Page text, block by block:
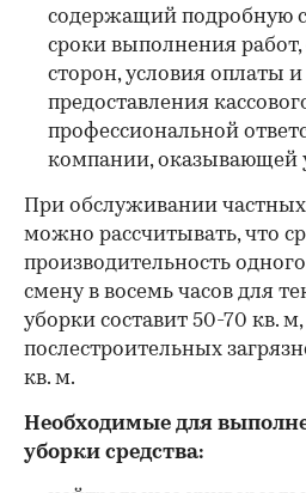
содержащий подробную
сроки выполнения работ,
сторон, условия оплаты
предоставления
профессиональной
компании, оказывающей
При обслуживании
можно рассчитывать, что
производительность
смену в восемь часов для
уборки составит 50-70 кв.
послестроительных
кв. м.
Необходимые для
уборки средства: